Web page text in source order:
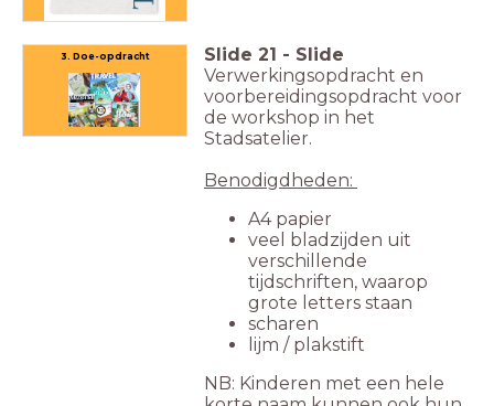
3. Doe-opdracht Slide 21 - Slide
Verwerkingsopdracht en
voorbereidingsopdracht voor
de workshop in het
Stadsatelier.
Benodigdheden:
A4 papier
veel bladzijden uit
verschillende
tijdschriften, waarop
grote letters staan
scharen
lijm / plakstift
NB: Kinderen met een hele